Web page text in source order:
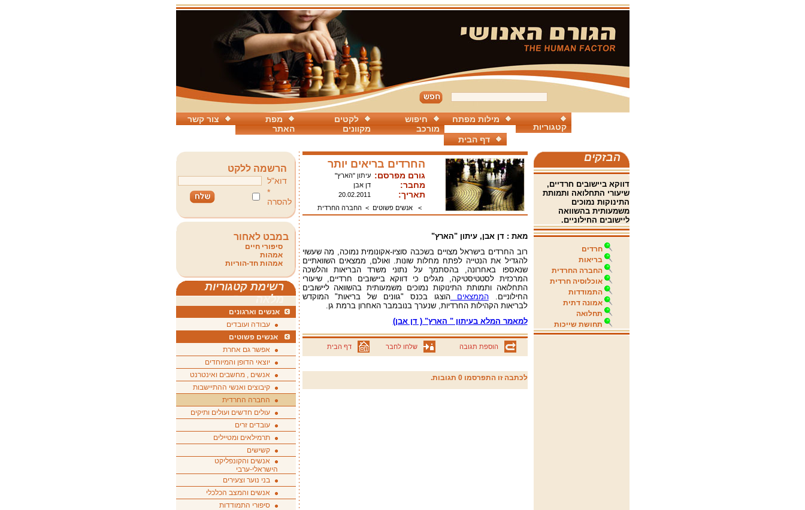
צור קשר
מפת
האתר
לקטים
מקוונים
חיפוש
מורכב
מילות מפתח
קטגוריות
דף הבית
הבזקים
דווקא ביישובים חרדיים,
שיעורי התחלואה ותמותת
התינוקות נמוכים
משמעותית בהשוואה
ליישובים החילוניים.
חרדים
בריאות
החברה החרדית
אוכלוסיה חרדית
התמודדות
אמונה דתית
תחלואה
תחושת שייכות
החרדים בריאים יותר
גורם מפרסם: עיתון "הארץ"
מחבר: דן אבן
תאריך:
20.02.2011
>
אנשים פשוטים >החברה החרדית
מאת : דן אבן, עיתון "הארץ"
רוב החרדים בישראל מצויים בשכבה סוציו-אקונומית נמוכה, מה שעשוי
להגדיל את הנטייה לפתח מחלות שונות. ואולם, ממצאים השוואתיים
שנאספו באחרונה, בהסתמך על נתוני משרד הבריאות והלשכה
המרכזית לסטטיסטיקה, מגלים כי דווקא ביישובים חרדיים, שיעורי
התחלואה ותמותת התינוקות נמוכים משמעותית בהשוואה ליישובים
החילוניים.הממצאיםהוצגו בכנס "גוונים של בריאות" המוקדש
לבריאות הקהילות החרדיות, שנערך בנובמבר האחרון ברמת גן.
למאמר המלא בעיתון " הארץ" ( דן אבן)
הוספת תגובה שלחו לחבר דף הבית
לכתבה זו התפרסמו 0 תגובות.
הרשמה ללקט
דוא"ל
*
להסרה
במבט לאחור
סיפורי חיים
אמהות
אמהות חד-הוריות
רשימת קטגוריות
מלאה
אנשים וארגונים
עבודה ועובדים
אנשים פשוטים
אפשר גם אחרת
יוצאי הדופן והמיוחדים
אנשים , מחשבים ואינטרנט
קיבוצים ואנשי ההתיישבות
החברה החרדית
עולים חדשים ועולים ותיקים
עובדים זרים
תרמילאים ומטיילים
קשישים
אנשים והקונפליקט
הישראלי-ערבי
בני נוער וצעירים
אנשים והמצב הכלכלי
סיפורי התמודדות